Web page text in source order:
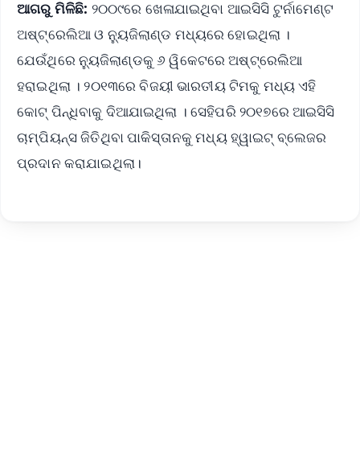
ଆଗରୁ ମିଳିଛି: ୨୦୦୯ରେ ଖେଳାଯାଇଥିବା ଆଇସିସି ଟୁର୍ନାମେଣ୍ଟ
ଅଷ୍ଟ୍ରେଲିଆ ଓ ନ୍ୟୁଜିଲାଣ୍ଡ ମଧ୍ୟରେ ହୋଇଥିଲା ।
ଯେଉଁଥିରେ ନ୍ୟୁଜିଲାଣ୍ଡକୁ ୬ ୱିକେଟରେ ଅଷ୍ଟ୍ରେଲିଆ
ହରାଇଥିଲା । ୨୦୧୩ରେ ବିଜୟୀ ଭାରତୀୟ ଟିମକୁ ମଧ୍ୟ ଏହି
କୋଟ୍ ପିନ୍ଧିବାକୁ ଦିଆଯାଇଥିଲା । ସେହିପରି ୨୦୧୭ରେ ଆଇସିସି
ଚାମ୍ପିୟନ୍ସ ଜିତିଥିବା ପାକିସ୍ତାନକୁ ମଧ୍ୟ ହ୍ୱାଇଟ୍ ବ୍ଲେଜର
ପ୍ରଦାନ କରାଯାଇଥିଲା।